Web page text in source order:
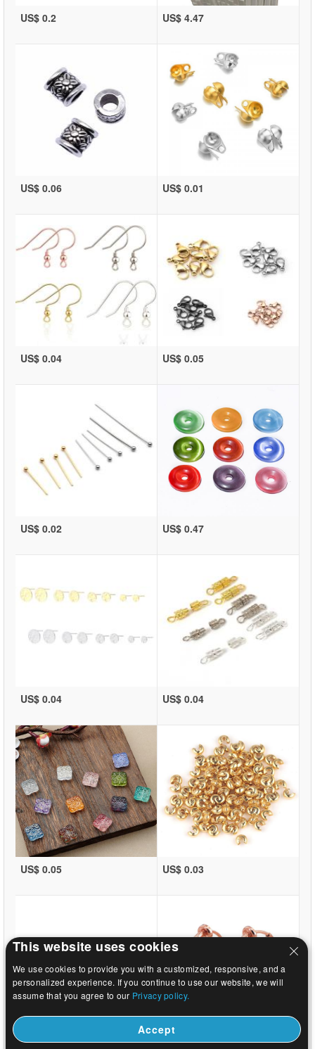
US$ 0.2 US$ 4.47
US$ 0.06 US$ 0.01
US$ 0.04 US$ 0.05
US$ 0.02 US$ 0.47
US$ 0.04 US$ 0.04
US$ 0.05 US$ 0.03
US$ 0.03 US$ 0.29
This website uses cookies
We use cookies to provide you with a customized, responsive, and a
personalized experience. If you continue to use our website, we will
assume that you agree to our Privacy policy.
Accept